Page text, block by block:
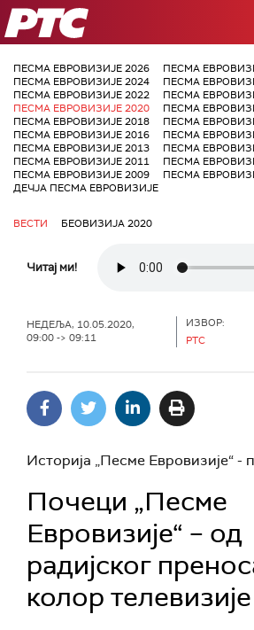
РТС
ПЕСМА ЕВРОВИЗИЈЕ 2026
ПЕСМА
ПЕСМА ЕВРОВИЗИЈЕ 2024
ПЕСМА
ПЕСМА ЕВРОВИЗИЈЕ 2022
ПЕСМА
ПЕСМА ЕВРОВИЗИЈЕ 2020
ПЕСМА
ПЕСМА ЕВРОВИЗИЈЕ 2018
ПЕСМА
ПЕСМА ЕВРОВИЗИЈЕ 2016
ПЕСМА
ПЕСМА ЕВРОВИЗИЈЕ 2013
ПЕСМА
ПЕСМА ЕВРОВИЗИЈЕ 2011
ПЕСМА
ПЕСМА ЕВРОВИЗИЈЕ 2009
ПЕСМА
ДЕЧЈА ПЕСМА ЕВРОВИЗИЈЕ
ВЕСТИ БЕОВИЗИЈА 2020
Читај ми!
НЕДЕЉА, 10.05.2020,
09:00 -> 09:11
ИЗВОР:
РТС
Историја „Песме Евровизије“ -
Почеци „Песме
Евровизије“ – од
радијског
колор телевизије